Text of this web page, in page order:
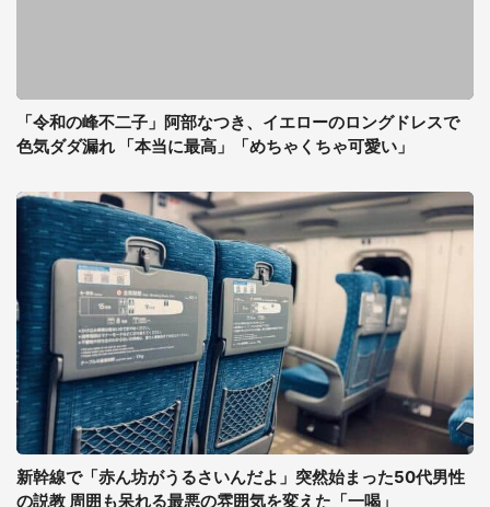
「令和の峰不二子」阿部なつき、イエローのロングドレスで
色気ダダ漏れ 「本当に最高」「めちゃくちゃ可愛い」
新幹線で「赤ん坊がうるさいんだよ」突然始まった50代男性
の説教 周囲も呆れる最悪の雰囲気を変えた「一喝」